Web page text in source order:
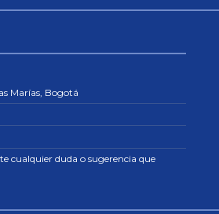
Marías, Bogotá
cualquier duda o sugerencia que